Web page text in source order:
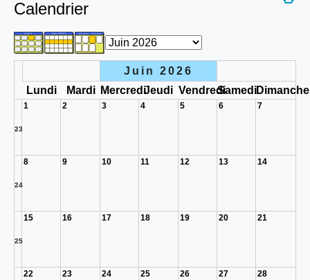
Calendrier
Juin 2026
Lundi
Mardi MercrediJeudi VendrediSamediDimanche
23
1 2 3 4 5 6 7
24
8 9 10 11 12 13 14
25
15 16 17 18 19 20 21
22 23 24 25 26 27 28